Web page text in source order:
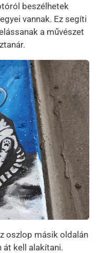
beszélhetek
vannak. Ez segíti
a művészet
oszlop másik oldalán
kell alakítani.